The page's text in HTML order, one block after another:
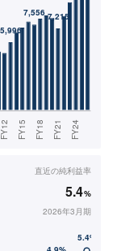
直近の純利益率
5.4%
2026年3月期